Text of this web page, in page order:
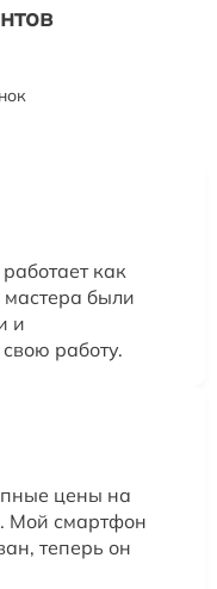
как
были
и
работу.
цены на
Мой смартфон
теперь он